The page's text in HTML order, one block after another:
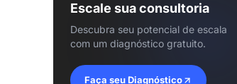
Escale sua consultoria
Descubra seu potencial de escala
com um diagnóstico gratuito.
Faça seu Diagnóstico